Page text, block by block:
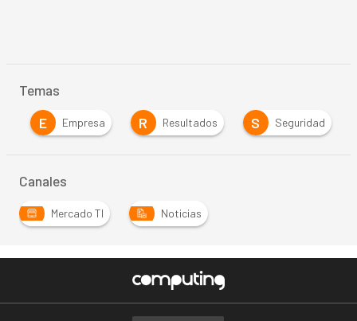
Temas
E Empresa R Resultados S Seguridad
Canales
Mercado TI Noticias